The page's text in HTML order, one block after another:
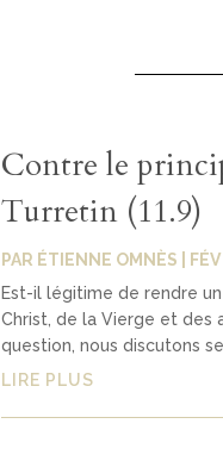
Contre le
Turretin (11.9)
PAR ÉTIENNE OMNÈS
Est-il légitime de rendre
Christ, de la Vierge et des
question, nous discutons
LIRE PLUS